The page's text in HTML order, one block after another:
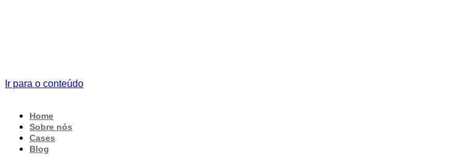
Ir para o conteúdo
Home
Sobre nós
Cases
Blog